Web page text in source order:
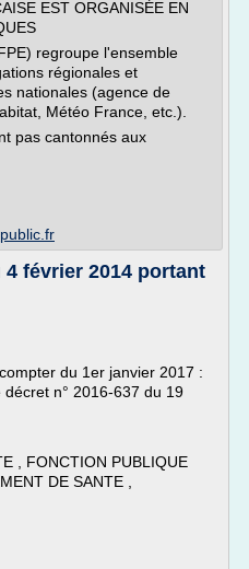
EST ORGANISÉE EN
regroupe l'ensemble
régionales et
nationales (agence de
Météo France, etc.).
pas cantonnés aux
4 février 2014 portant
du 1er janvier 2017 :
n° 2016-637 du 19
, FONCTION PUBLIQUE
DE SANTE ,